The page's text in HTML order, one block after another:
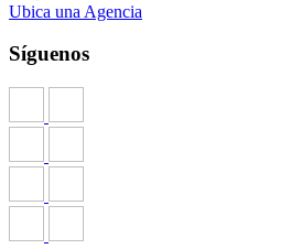
Ubica una Agencia
Síguenos